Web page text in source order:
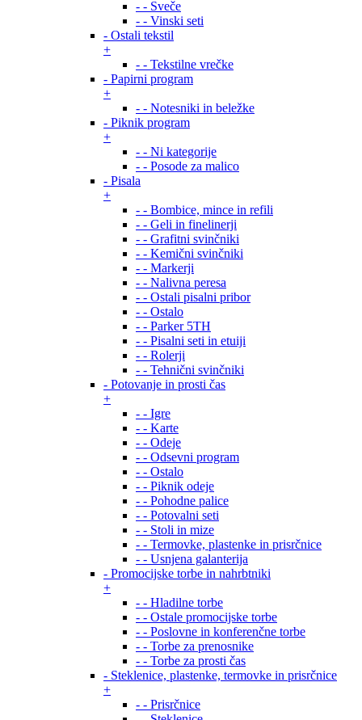
- - Sveče
- - Vinski seti
- Ostali tekstil
+
- - Tekstilne vrečke
- Papirni program
+
- - Notesniki in beležke
- Piknik program
+
- - Ni kategorije
- - Posode za malico
- Pisala
+
- - Bombice, mince in refili
- - Geli in finelinerji
- - Grafitni svinčniki
- - Kemični svinčniki
- - Markerji
- - Nalivna peresa
- - Ostali pisalni pribor
- - Ostalo
- - Parker 5TH
- - Pisalni seti in etuiji
- - Rolerji
- - Tehnični svinčniki
- Potovanje in prosti čas
+
- - Igre
- - Karte
- - Odeje
- - Odsevni program
- - Ostalo
- - Piknik odeje
- - Pohodne palice
- - Potovalni seti
- - Stoli in mize
- - Termovke, plastenke in prisrčnice
- - Usnjena galanterija
- Promocijske torbe in nahrbtniki
+
- - Hladilne torbe
- - Ostale promocijske torbe
- - Poslovne in konferenčne torbe
- - Torbe za prenosnike
- - Torbe za prosti čas
- Steklenice, plastenke, termovke in prisrčnice
+
- - Prisrčnice